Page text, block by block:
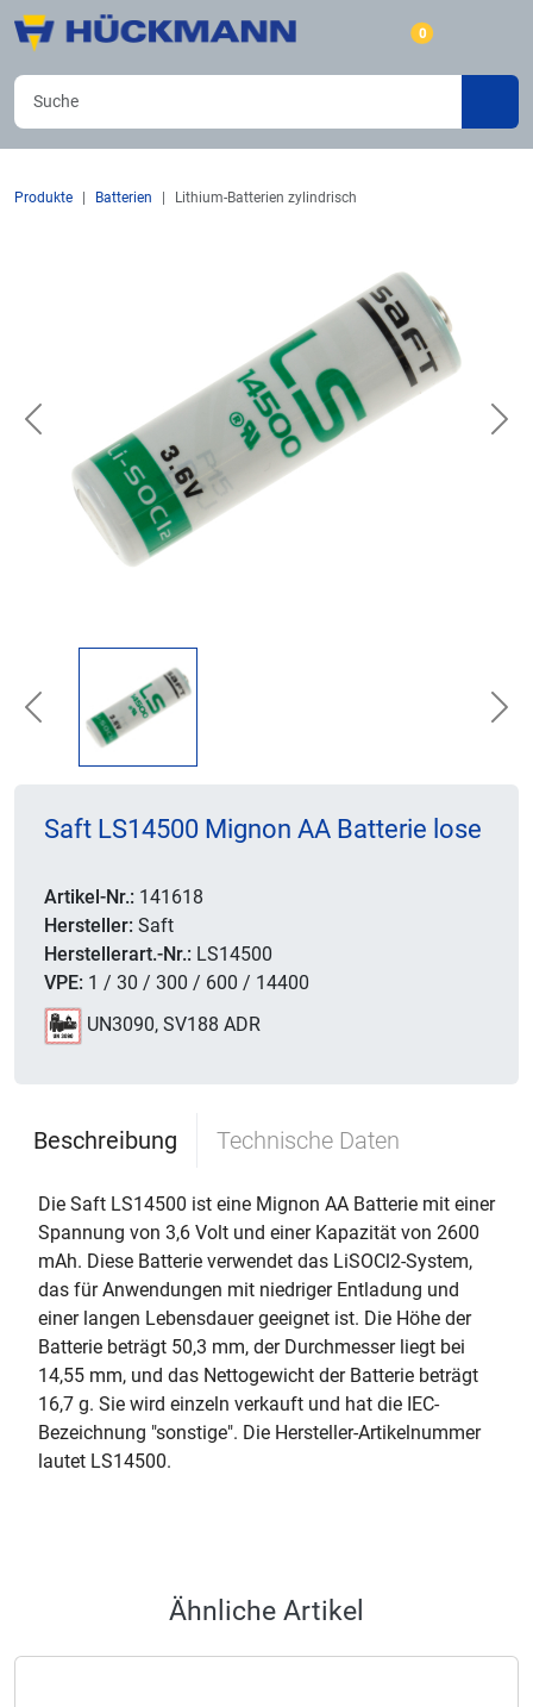
0
Produkte Batterien Lithium-Batterien zylindrisch
Previous
Previous
Saft LS14500 Mignon AA Batterie lose
Artikel-Nr.: 141618
Hersteller: Saft
Herstellerart.-Nr.: LS14500
VPE: 1 / 30 / 300 / 600 / 14400
UN3090, SV188 ADR
Beschreibung Technische Daten
Die Saft LS14500 ist eine Mignon AA Batterie mit einer
Spannung von 3,6 Volt und einer Kapazität von 2600
mAh. Diese Batterie verwendet das LiSOCl2-System,
das für Anwendungen mit niedriger Entladung und
einer langen Lebensdauer geeignet ist. Die Höhe der
Batterie beträgt 50,3 mm, der Durchmesser liegt bei
14,55 mm, und das Nettogewicht der Batterie beträgt
16,7 g. Sie wird einzeln verkauft und hat die IEC-
Bezeichnung "sonstige". Die Hersteller-Artikelnummer
lautet LS14500.
Ähnliche Artikel